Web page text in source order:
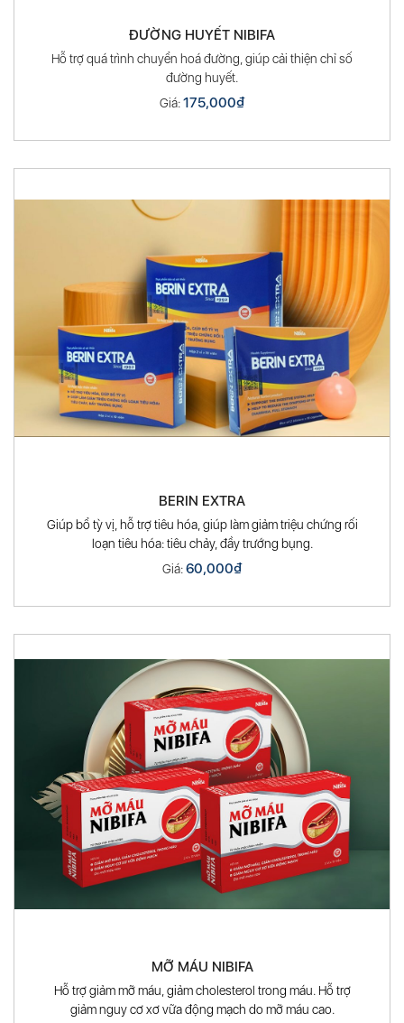
ĐƯỜNG HUYẾT NIBIFA
Hỗ trợ quá trình chuyển hoá đường, giúp cải thiện chỉ số
đường huyết.
Giá: 175,000₫
BERIN EXTRA
Giúp bổ tỳ vị, hỗ trợ tiêu hóa, giúp làm giảm triệu chứng rối
loạn tiêu hóa: tiêu chảy, đầy trướng bụng.
Giá: 60,000₫
MỠ MÁU NIBIFA
Hỗ trợ giảm mỡ máu, giảm cholesterol trong máu. Hỗ trợ
giảm nguy cơ xơ vữa động mạch do mỡ máu cao.